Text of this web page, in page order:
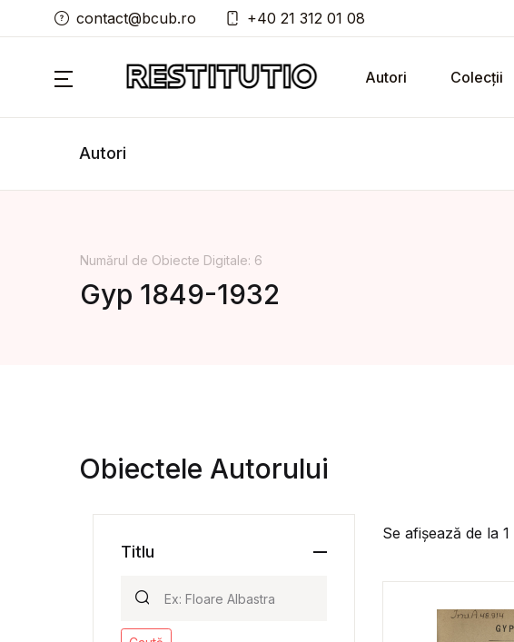
contact@bcub.ro +40 21 312 01 08
Autori Colecții
Autori
Numărul de Obiecte Digitale: 6
Gyp 1849-1932
Obiectele Autorului
Se afișează de la 1
Titlu